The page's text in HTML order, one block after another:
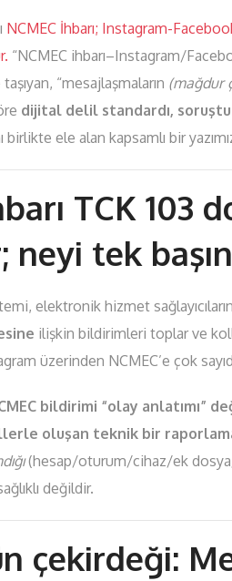
NCMEC İhbarı; Instagram-
“NCMEC ihbarı–Instagram/
“mesajlaşmaların (mağdur
dijital delil standardı,
birlikte ele alan kapsamlı bir
TCK 103
neyi tek
elektronik hizmet
ilişkin bildirimleri toplar ve
üzerinden NCMEC’e çok
bildirimi “olay anlatımı”
oluşan teknik bir
(hesap/oturum/cihaz/ek
değildir.
çekirdeği: